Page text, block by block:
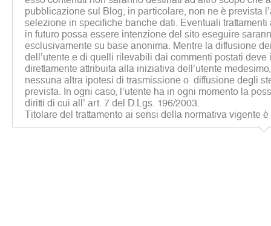
pubblicazione sul Blog; in particolare, non ne è prevista
selezione in specifiche banche dati. Eventuali trattamenti
in futuro possa essere intenzione del sito eseguire
esclusivamente su base anonima. Mentre la diffusione
dell’utente e di quelli rilevabili dai commenti postati deve
direttamente attribuita alla iniziativa dell’utente
nessuna altra ipotesi di trasmissione o diffusione degli
prevista. In ogni caso, l’utente ha in ogni momento la
diritti di cui all’ art. 7 del D.Lgs. 196/2003.
Titolare del trattamento ai sensi della normativa vigente